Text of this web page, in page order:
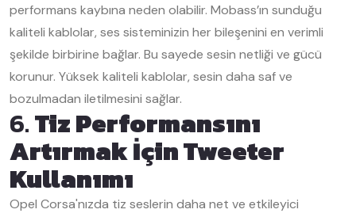
performans kaybına neden olabilir. Mobass’ın sunduğu
kaliteli kablolar, ses sisteminizin her bileşenini en verimli
şekilde birbirine bağlar. Bu sayede sesin netliği ve gücü
korunur. Yüksek kaliteli kablolar, sesin daha saf ve
bozulmadan iletilmesini sağlar.
6.Tiz Performansını
Artırmak İçin Tweeter
Kullanımı
Opel Corsa'nızda tiz seslerin daha net ve etkileyici